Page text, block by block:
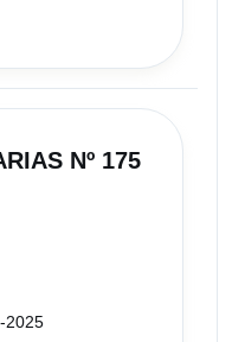
Nº 175
2025